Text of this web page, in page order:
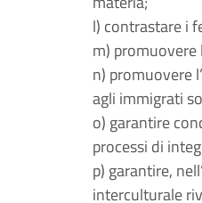
l) contrastare i
m) promuovere
n) promuovere
agli immigrati
o) garantire
processi di
p) garantire,
interculturale